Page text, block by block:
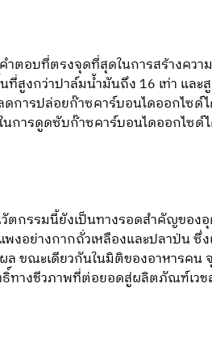
ำตอบที่ตรงจุดที่สุดในการสร้างคว
งกว่าปาล์มน้ำมันถึง 16 เท่า และ
ดการปล่อยก๊าซคาร์บอนไดออกไซ
การดูดซับก๊าซคาร์บอนไดออกไซด์
ตกรรมนี้ยังเป็นทางรอดสำคัญของ
พงอย่างกากถั่วเหลืองและปลาป่น
ล ขณะเดียวกันในมิติของอาหารค
ทางชีวภาพที่ต่อยอดสู่ผลิตภัณฑ์เวช